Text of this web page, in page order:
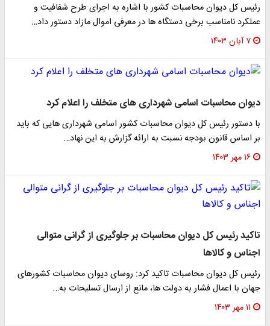
رئیس کل دیوان محاسبات کشور با اشاره به اجرای طرح شفافیت و
عملکرد نامناسب برخی دستگاه ها در معرفی اموال مازاد دستور داد…
۷ آبان ۱۴۰۳
دیوان محاسبات اسامی شهرداری های متخلف را اعلام کرد
با دستور رئیس کل دیوان محاسبات کشور اسامی شهرداری هایی که باید
بر اساس قانون بودجه نسبت به ارائه گزارش به این نهاد…
۱۶ مهر ۱۴۰۳
تاکید رئیس کل دیوان محاسبات بر جلوگیری از گرانی متوالی
اجناس و کالاها
رئیس کل دیوان محاسبات تاکید کرد: روسای دیوان محاسبات کشورهای
جهان با اعمال فشار به دولت ها، مانع از ارسال تسلیحات به…
۱۱ مهر ۱۴۰۳